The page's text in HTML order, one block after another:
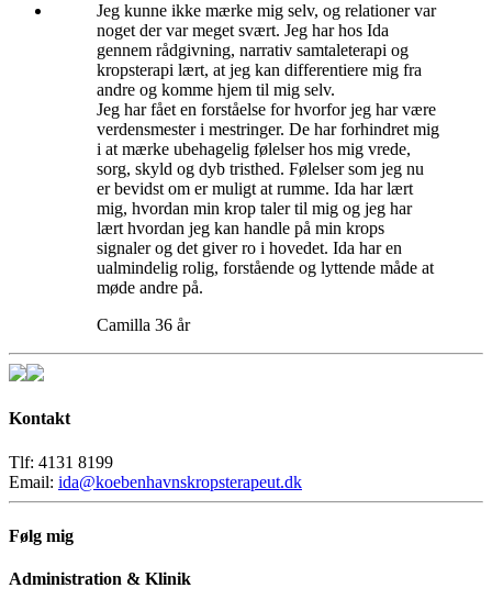
Jeg kunne ikke mærke mig selv, og relationer var
noget der var meget svært. Jeg har hos Ida
gennem rådgivning, narrativ samtaleterapi og
kropsterapi lært, at jeg kan differentiere mig fra
andre og komme hjem til mig selv.
Jeg har fået en forståelse for hvorfor jeg har være
verdensmester i mestringer. De har forhindret mig
i at mærke ubehagelig følelser hos mig vrede,
sorg, skyld og dyb tristhed. Følelser som jeg nu
er bevidst om er muligt at rumme. Ida har lært
mig, hvordan min krop taler til mig og jeg har
lært hvordan jeg kan handle på min krops
signaler og det giver ro i hovedet. Ida har en
ualmindelig rolig, forstående og lyttende måde at
møde andre på.
Camilla 36 år
Kontakt
Tlf: 4131 8199
Email: ida@koebenhavnskropsterapeut.dk
Følg mig
Administration & Klinik